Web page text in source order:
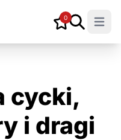
0
Open
cycki,
i dragi